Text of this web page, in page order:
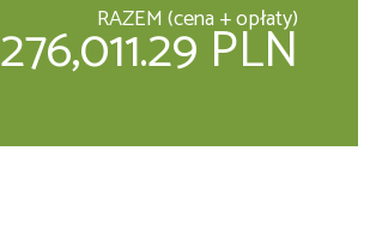
RAZEM (cena + opłaty)
276,011.29 PLN